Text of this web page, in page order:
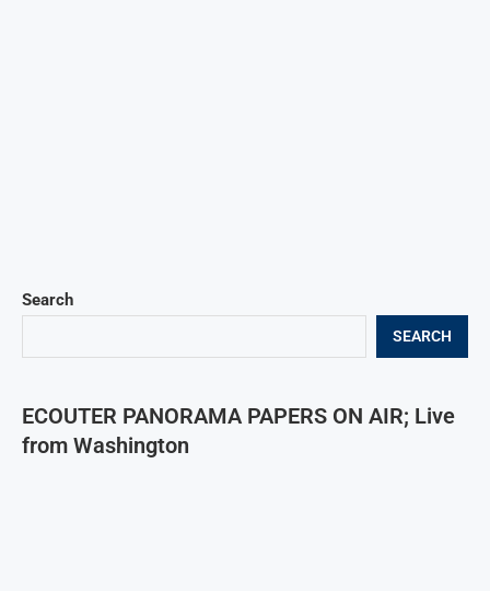
Search
SEARCH
ECOUTER PANORAMA PAPERS ON AIR; Live
from Washington